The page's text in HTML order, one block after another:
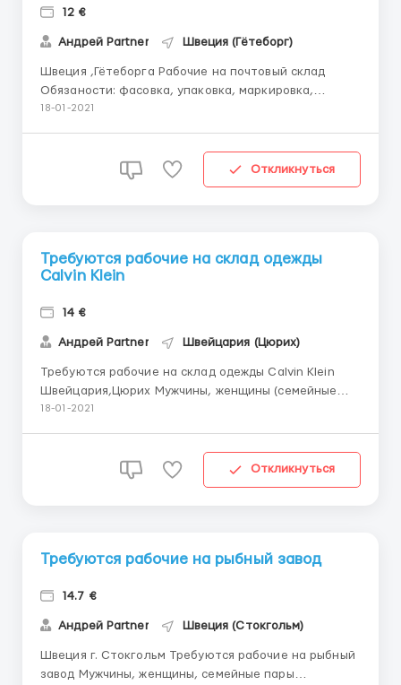
12 €
Андрей Partner Швеция (Гётеборг)
Швеция ,Гётеборга Рабочие на почтовый склад
Обязаности: фасовка, упаковка, маркировка,
сканирование почты Требования: мужчины,
иностранного языка не требуется; Личные качества:
желание работать и зарабатывать, в...
18-01-2021
Откликнуться
Требуются рабочие на склад одежды
Calvin Klein
14 €
Андрей Partner Швейцария (Цюрих)
Требуются рабочие на склад одежды Calvin Klein
Швейцария,Цюрих Мужчины, женщины (семейные
пары), возраста от 20 до 50 лет; Обязанности: •
данных с товара при помощи сканера в компьютер.
18-01-2021
Откликнуться
Требуются рабочие на рыбный завод
14.7 €
Андрей Partner Швеция (Стокгольм)
Швеция г. Стокгольм Требуются рабочие на рыбный
завод Мужчины, женщины, семейные пары